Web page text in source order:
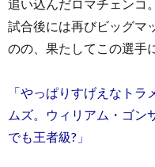
追い込んだロマチェンコ。
試合後には再びビッグマ
のの、果たしてこの選手
「やっぱりすげえなト
ムズ。ウィリアム・ゴン
でも王者級?」